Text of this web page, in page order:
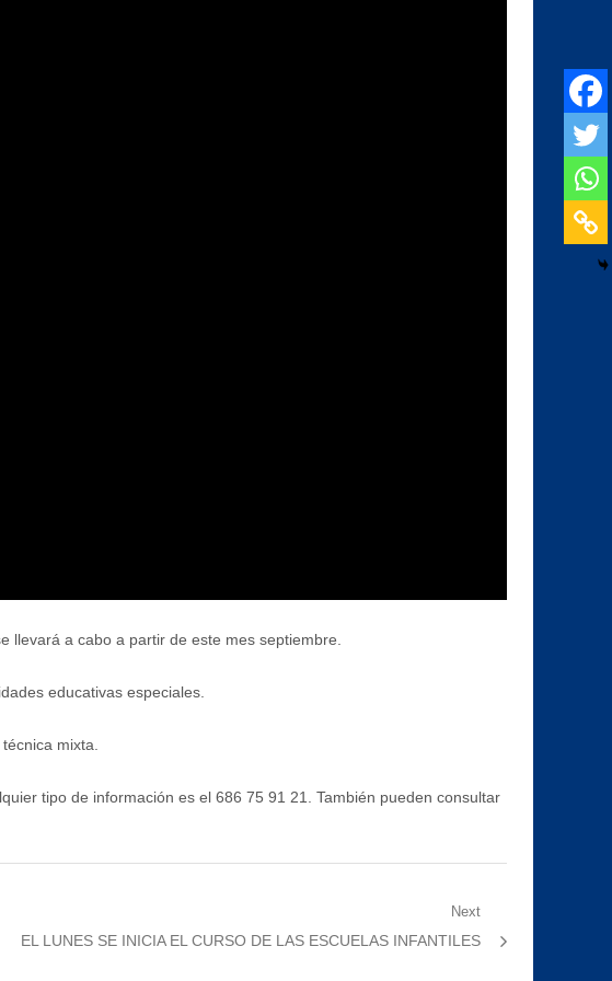
llevará a cabo a partir de este mes septiembre.
educativas especiales.
mixta.
tipo de información es el 686 75 91 21. También pueden consultar
Next
Next
EL LUNES SE INICIA EL CURSO DE LAS ESCUELAS INFANTILES